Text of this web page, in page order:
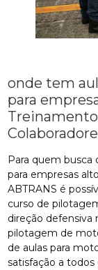
onde tem
para
Para quem
para empresas
ABTRANS é
curso de
direção defensiva
pilotagem de
de aulas para
satisfação a